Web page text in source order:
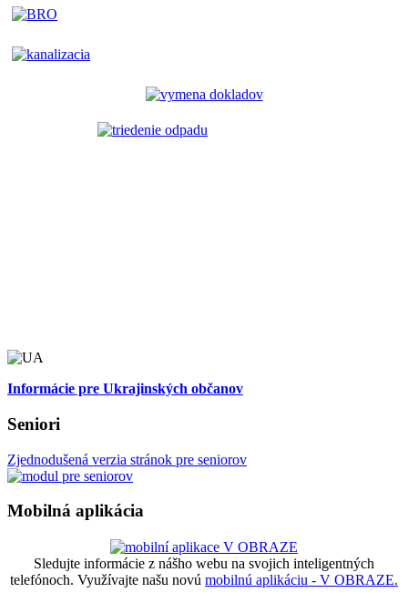
Informácie pre Ukrajinských občanov
Seniori
Zjednodušená verzia stránok pre seniorov
Mobilná aplikácia
Sledujte informácie z nášho webu na svojich inteligentných
telefónoch. Využívajte našu novú mobilnú aplikáciu - V OBRAZE.